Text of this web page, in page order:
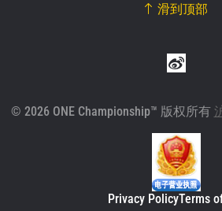
滑到顶部
© 2026 ONE Championship™ 版权所有
Privacy PolicyTerms